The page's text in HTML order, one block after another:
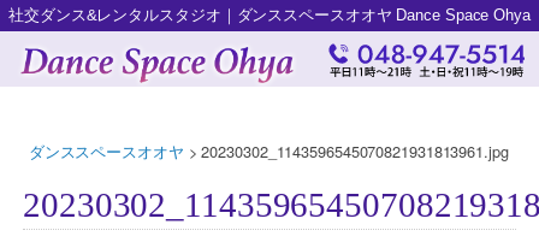
社交ダンス&レンタルスタジオ｜ダンススペースオオヤ Dance Space Ohya
ダンススペースオオヤ >20230302_1143596545070821931813961.jpg